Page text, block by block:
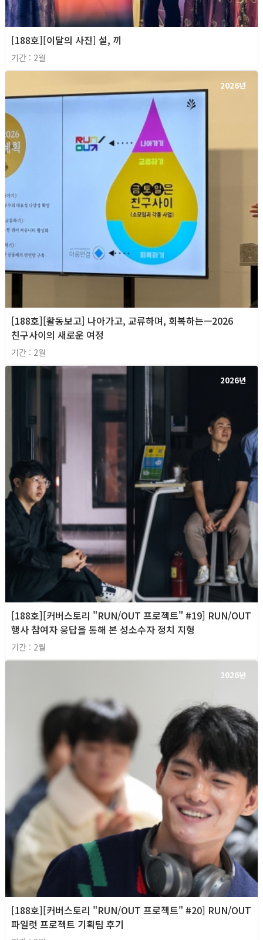
[188호][이달의 사진] 설, 끼
기간 : 2월
2026년
[188호][활동보고] 나아가고, 교류하며, 회복하는—2026
친구사이의 새로운 여정
기간 : 2월
2026년
[188호][커버스토리 "RUN/OUT 프로젝트" #19] RUN/OUT
행사 참여자 응답을 통해 본 성소수자 정치 지형
기간 : 2월
2026년
[188호][커버스토리 "RUN/OUT 프로젝트" #20] RUN/OUT
파일럿 프로젝트 기획팀 후기